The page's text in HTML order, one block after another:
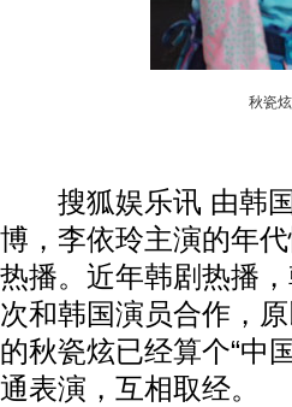
秋瓷
搜狐娱乐讯 由韩国
博，李依玲主演的年
热播。近年韩剧热播
次和韩国演员合作，
的秋瓷炫已经算个“中
通表演，互相取经。